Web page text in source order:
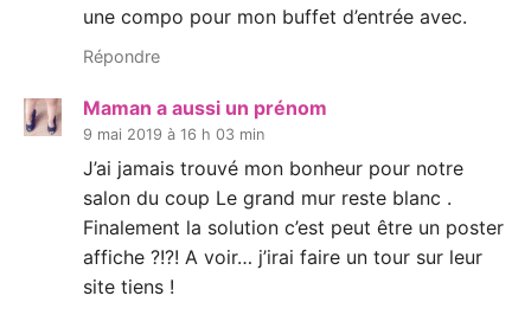
une compo pour mon buffet d’entrée avec.
Répondre
Maman a aussi un prénom
9 mai 2019 à 16 h 03 min
J’ai jamais trouvé mon bonheur pour notre
salon du coup Le grand mur reste blanc .
Finalement la solution c’est peut être un poster
affiche ?!?! A voir… j’irai faire un tour sur leur
site tiens !